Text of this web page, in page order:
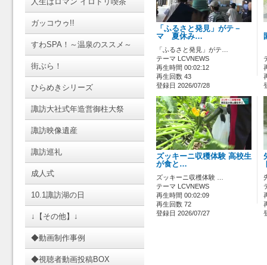
ガッコウゥ!!
すわSPA！～温泉のススメ～
街ぶら！
ひらめきシリーズ
諏訪大社式年造営御柱大祭
諏訪映像遺産
諏訪巡礼
成人式
10.1諏訪湖の日
↓【その他】↓
◆動画制作事例
◆視聴者動画投稿BOX
「ふるさと発見」がテ－
マ 夏休み…
「ふるさと発見」がテ…
テーマ LCVNEWS
再生時間 00:02:12
再生回数 43
登録日 2026/07/28
ズッキーニ収穫体験 高校生
が食と…
ズッキーニ収穫体験 …
テーマ LCVNEWS
再生時間 00:02:09
再生回数 72
登録日 2026/07/27